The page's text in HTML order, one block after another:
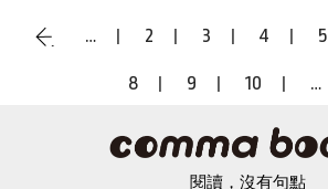
‹
… 2 3 4 5
8 9 10 …
閱讀，沒有句點